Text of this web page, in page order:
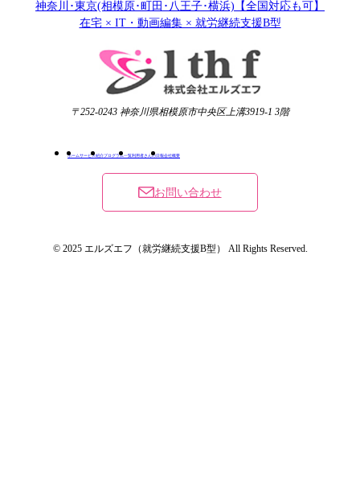
神奈川･東京(相模原･町田･八王子･横浜)【全国対応も可】
在宅 × IT・動画編集 × 就労継続支援B型
〒252-0243 神奈川県相模原市中央区上溝3919-1 3階
ホームサービス紹介プログラム一覧 利用者さんの日報会社概要
お問い合わせ
© 2025 エルズエフ（就労継続支援B型） All Rights Reserved.